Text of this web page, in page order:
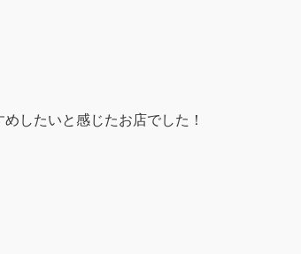
したいと感じたお店でした！